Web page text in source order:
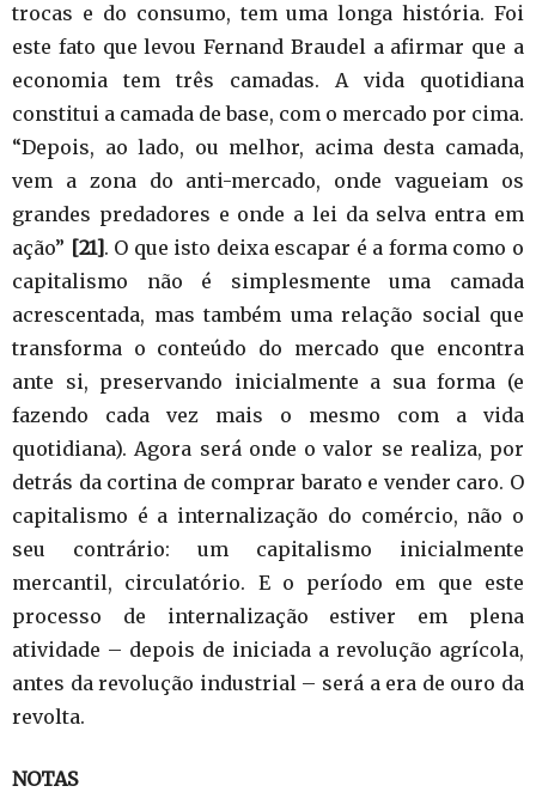
trocas e do consumo, tem uma longa história. Foi
este fato que levou Fernand Braudel a afirmar que a
economia tem três camadas. A vida quotidiana
constitui a camada de base, com o mercado por cima.
“Depois, ao lado, ou melhor, acima desta camada,
vem a zona do anti-mercado, onde vagueiam os
grandes predadores e onde a lei da selva entra em
ação” [21]. O que isto deixa escapar é a forma como o
capitalismo não é simplesmente uma camada
acrescentada, mas também uma relação social que
transforma o conteúdo do mercado que encontra
ante si, preservando inicialmente a sua forma (e
fazendo cada vez mais o mesmo com a vida
quotidiana). Agora será onde o valor se realiza, por
detrás da cortina de comprar barato e vender caro. O
capitalismo é a internalização do comércio, não o
seu contrário: um capitalismo inicialmente
mercantil, circulatório. E o período em que este
processo de internalização estiver em plena
atividade – depois de iniciada a revolução agrícola,
antes da revolução industrial – será a era de ouro da
revolta.
NOTAS